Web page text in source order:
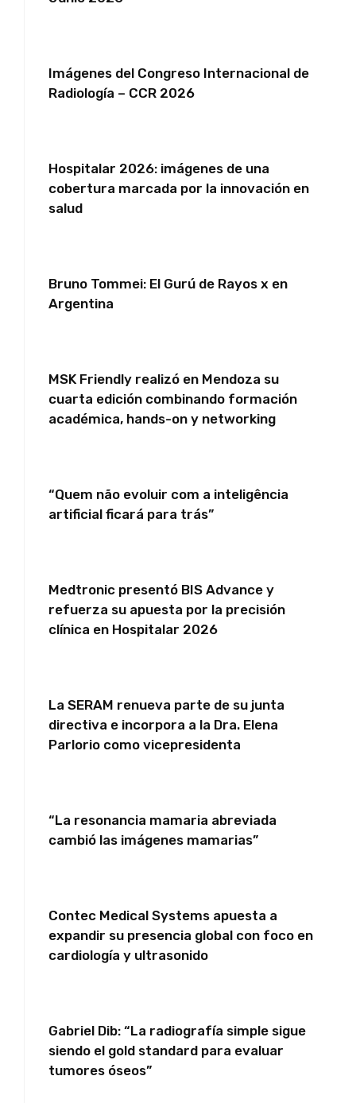
Imágenes del Congreso Internacional de
Radiología – CCR 2026
Hospitalar 2026: imágenes de una
cobertura marcada por la innovación en
salud
Bruno Tommei: El Gurú de Rayos x en
Argentina
MSK Friendly realizó en Mendoza su
cuarta edición combinando formación
académica, hands-on y networking
“Quem não evoluir com a inteligência
artificial ficará para trás”
Medtronic presentó BIS Advance y
refuerza su apuesta por la precisión
clínica en Hospitalar 2026
La SERAM renueva parte de su junta
directiva e incorpora a la Dra. Elena
Parlorio como vicepresidenta
“La resonancia mamaria abreviada
cambió las imágenes mamarias”
Contec Medical Systems apuesta a
expandir su presencia global con foco en
cardiología y ultrasonido
Gabriel Dib: “La radiografía simple sigue
siendo el gold standard para evaluar
tumores óseos”